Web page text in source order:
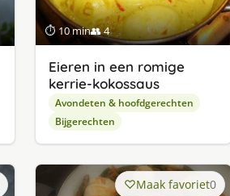
⏱ 10 min👥 4
Eieren in een romige
kerrie-kokossaus
Avondeten & hoofdgerechten
Bijgerechten
Maak favoriet0